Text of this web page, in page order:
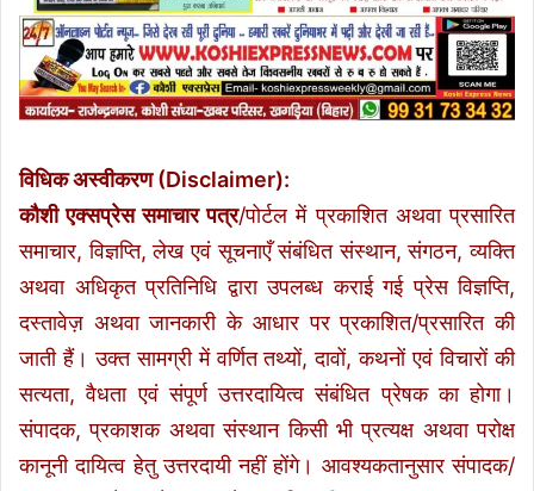
विधिक अस्वीकरण (Disclaimer):
कौशी एक्सप्रेस समाचार पत्र/पोर्टल में प्रकाशित अथवा प्रसारित
समाचार, विज्ञप्ति, लेख एवं सूचनाएँ संबंधित संस्थान, संगठन, व्यक्ति
अथवा अधिकृत प्रतिनिधि द्वारा उपलब्ध कराई गई प्रेस विज्ञप्ति,
दस्तावेज़ अथवा जानकारी के आधार पर प्रकाशित/प्रसारित की
जाती हैं। उक्त सामग्री में वर्णित तथ्यों, दावों, कथनों एवं विचारों की
सत्यता, वैधता एवं संपूर्ण उत्तरदायित्व संबंधित प्रेषक का होगा।
संपादक, प्रकाशक अथवा संस्थान किसी भी प्रत्यक्ष अथवा परोक्ष
कानूनी दायित्व हेतु उत्तरदायी नहीं होंगे। आवश्यकतानुसार संपादक/